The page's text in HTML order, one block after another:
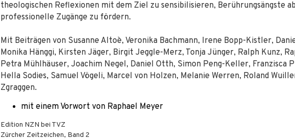
theologischen Reflexionen mit dem Ziel zu sensibilisieren, Berührungsängste
professionelle Zugänge zu fördern.
Mit Beiträgen von Susanne Altoè, Veronika Bachmann, Irene Bopp-Kistler,
Monika Hänggi, Kirsten Jäger, Birgit Jeggle-Merz, Tonja Jünger, Ralph Kunz,
Petra Mühlhäuser, Joachim Negel, Daniel Otth, Simon Peng-Keller, Franzisca
Hella Sodies, Samuel Vögeli, Marcel von Holzen, Melanie Werren, Roland
Zgraggen.
mit einem Vorwort von Raphael Meyer
Edition NZN bei TVZ
Zürcher Zeitzeichen, Band 2